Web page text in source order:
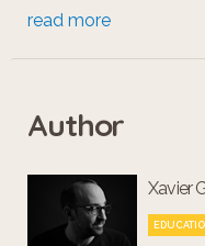
Métiers Gabriel-
réalisés avec
sous forme
habitudes, de
read more
Author
Xavier